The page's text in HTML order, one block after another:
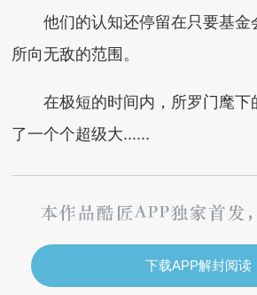
他们的认知还停留在只要基金
所向无敌的范围。
在极短的时间内，所罗门麾下
了一个个超级大......
下载APP解封阅读